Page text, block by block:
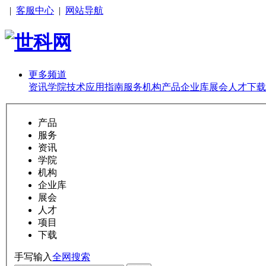
| 客服中心 | 网站导航
更多频道
资讯学院技术应用指南服务机构产品企业库展会 人才下载
产品
服务
资讯
学院
机构
企业库
展会
人才
项目
下载
手写输入全网搜索